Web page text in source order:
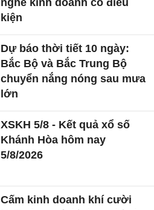
nghề kinh doanh có điều
kiện
Dự báo thời tiết 10 ngày:
Bắc Bộ và Bắc Trung Bộ
chuyển nắng nóng sau mưa
lớn
XSKH 5/8 - Kết quả xổ số
Khánh Hòa hôm nay
5/8/2026
Cấm kinh doanh khí cười